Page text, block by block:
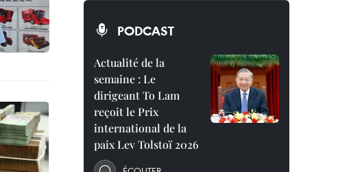
PODCAST
Actualité de la
semaine : Le
dirigeant To Lam
reçoit le Prix
international de la
paix Lev Tolstoï 2026